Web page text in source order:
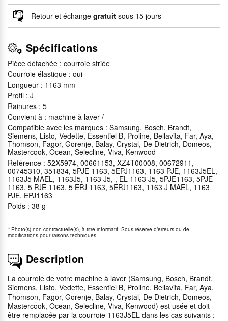
Retour et échange gratuit sous 15 jours
Spécifications
Pièce détachée : courroie striée
Courroie élastique : oui
Longueur : 1163 mm
Profil : J
Rainures : 5
Convient à : machine à laver /
Compatible avec les marques : Samsung, Bosch, Brandt,
Siemens, Listo, Vedette, Essentiel B, Proline, Bellavita, Far, Aya,
Thomson, Fagor, Gorenje, Balay, Crystal, De Dietrich, Domeos,
Mastercook, Ocean, Selecline, Viva, Kenwood
Reférence : 52X5974, 00661153, XZ4T00008, 00672911,
00745310, 351834, 5PJE 1163, 5EPJ1163, 1163 PJE, 1163J5EL,
1163J5 MAEL, 1163J5, 1163 J5, , EL 1163 J5, 5PJE1163, 5PJE
1163, 5 PJE 1163, 5 EPJ 1163, 5EPJ1163, 1163 J MAEL, 1163
PJE, EPJ1163
Poids : 38 g
* Photo(s) non contractuelle(s), à titre informatif. Sous réserve d’erreurs ou de
modifications pour raisons techniques.
Description
La courroie de votre machine à laver (Samsung, Bosch, Brandt,
Siemens, Listo, Vedette, Essentiel B, Proline, Bellavita, Far, Aya,
Thomson, Fagor, Gorenje, Balay, Crystal, De Dietrich, Domeos,
Mastercook, Ocean, Selecline, Viva, Kenwood) est usée et doit
être remplacée par la courroie 1163J5EL dans les cas suivants :